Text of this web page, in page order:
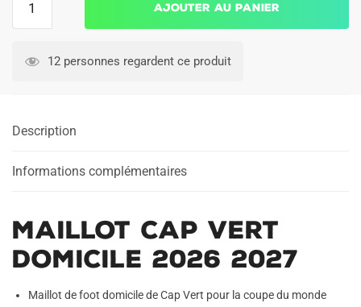
2027
Ajouter au panier
12 personnes regardent ce produit
Description
Informations complémentaires
Maillot Cap Vert
Domicile 2026 2027
Maillot de foot domicile de Cap Vert pour la coupe du monde